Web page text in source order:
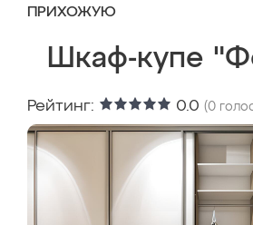
ПРИХОЖУЮ
Шкаф-купе
Рейтинг: 0.0 (0